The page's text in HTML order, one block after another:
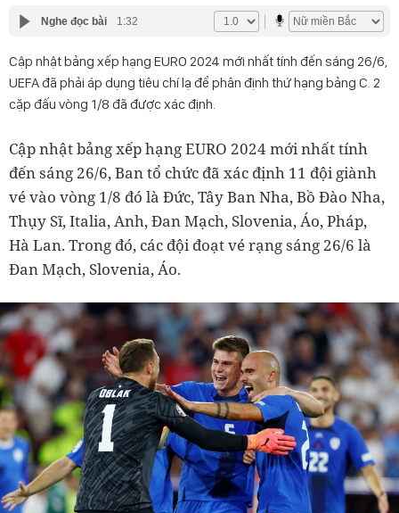
Nghe đọc bài 1:32
Cập nhật bảng xếp hạng EURO 2024 mới nhất tính đến sáng 26/6,
UEFA đã phải áp dụng tiêu chí lạ để phân định thứ hạng bảng C. 2
cặp đấu vòng 1/8 đã được xác định.
Cập nhật bảng xếp hạng EURO 2024 mới nhất tính
đến sáng 26/6, Ban tổ chức đã xác định 11 đội giành
vé vào vòng 1/8 đó là Đức, Tây Ban Nha, Bồ Đào Nha,
Thụy Sĩ, Italia, Anh, Đan Mạch, Slovenia, Áo, Pháp,
Hà Lan. Trong đó, các đội đoạt vé rạng sáng 26/6 là
Đan Mạch, Slovenia, Áo.